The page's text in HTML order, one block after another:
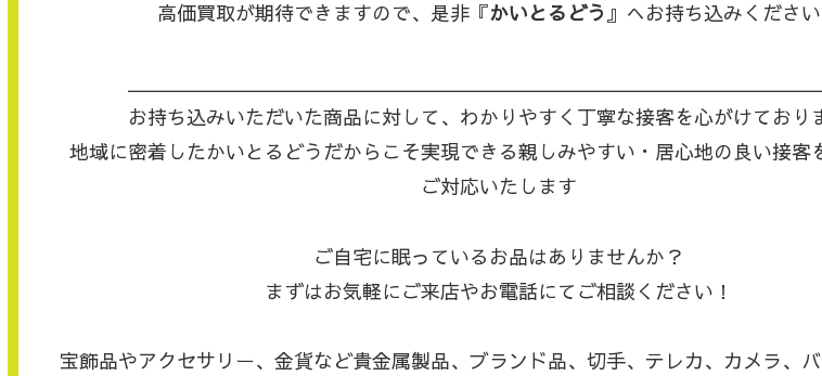
高価買取が期待できますので、是非『かいとるどう 』へお持ち込みください
お持ち込みいただいた商品に対して、わかりやすく丁寧な接客を心がけており
地域に密着したかいとるどうだからこそ実現できる親しみやすい・居心地の良い接客
ご対応いたします
ご自宅に眠っているお品はありませんか？
まずはお気軽にご来店やお電話にてご相談ください！
宝飾品やアクセサリー、金貨など貴金属製品、ブランド品、切手、テレカ、カメラ、バ